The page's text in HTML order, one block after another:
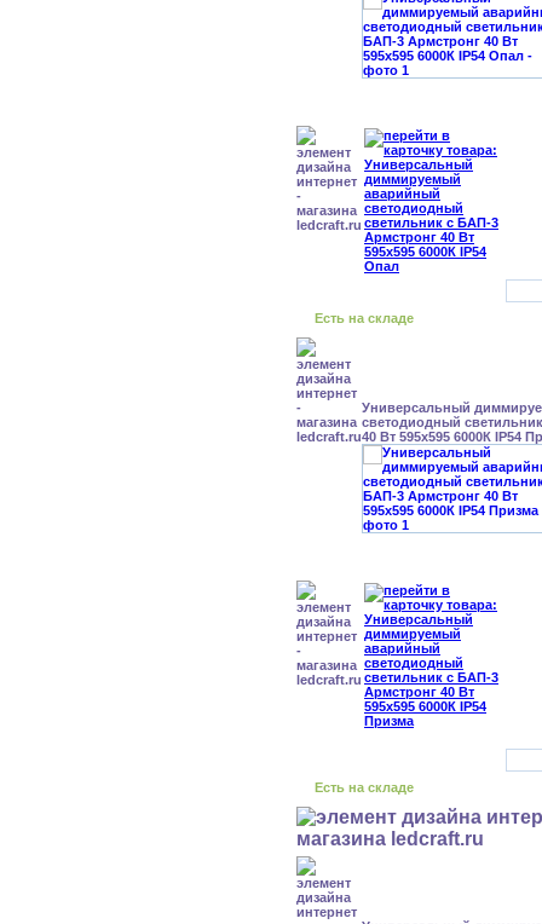
Есть на складе
Универсальный
светодиодный
40 Вт 595x595 6000К IP54
Есть на складе